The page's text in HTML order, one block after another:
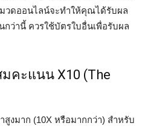
วดออนไลน์จะทำให้คุณได้รับผล
ว่านี้ ควรใช้บัตรใบอื่นเพื่อรับผล
คะแนน X10 (The
งมาก (10X หรือมากกว่า) สำหรับ